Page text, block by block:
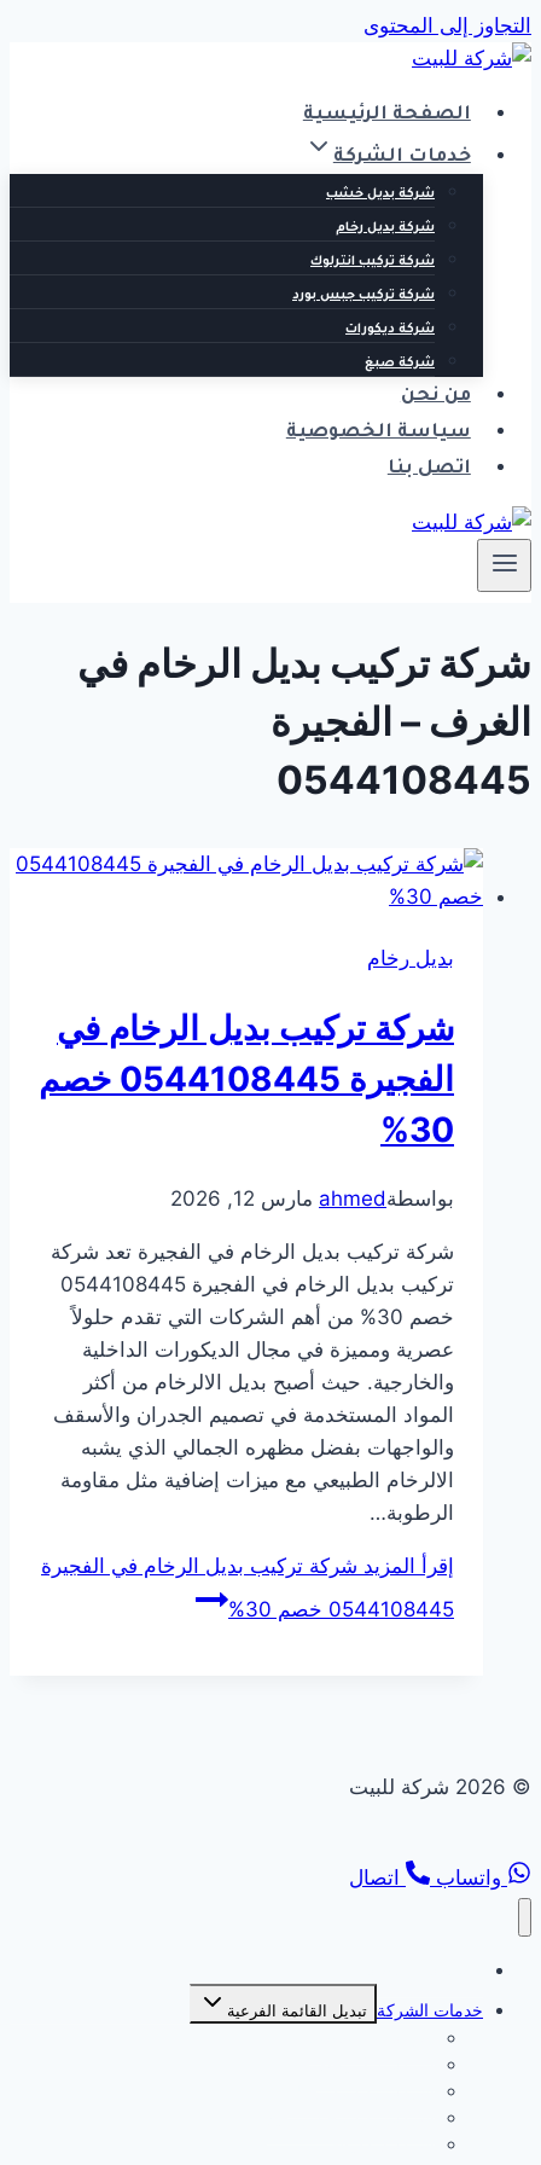
التجاوز إلى المحتوى
الصفحة الرئيسية
خدمات الشركة
شركة بديل خشب
شركة بديل رخام
شركة تركيب انترلوك
شركة تركيب جبس بورد
شركة ديكورات
شركة صبغ
من نحن
سياسة الخصوصية
اتصل بنا
شركة تركيب بديل الرخام في
الغرف – الفجيرة
0544108445
بديل رخام
شركة تركيب بديل الرخام في
الفجيرة 0544108445 خصم
30%
بواسطةahmed مارس 12, 2026
شركة تركيب بديل الرخام في الفجيرة تعد شركة
تركيب بديل الرخام في الفجيرة 0544108445
خصم 30% من أهم الشركات التي تقدم حلولاً
عصرية ومميزة في مجال الديكورات الداخلية
والخارجية. حيث أصبح بديل الالرخام من أكثر
المواد المستخدمة في تصميم الجدران والأسقف
والواجهات بفضل مظهره الجمالي الذي يشبه
الالرخام الطبيعي مع ميزات إضافية مثل مقاومة
الرطوبة…
إقرأ المزيد شركة تركيب بديل الرخام في الفجيرة
0544108445 خصم 30%
© 2026 شركة للبيت
واتساب اتصال
خدمات الشركة تبديل القائمة الفرعية